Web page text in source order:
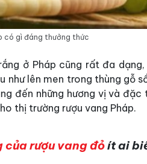
có gì đáng thưởng thức
ở Pháp cũng rất đa
như lên men trong thùng gỗ
đến những hương vị và
thị trường rượu vang Pháp.
của rượu vang đỏít ai